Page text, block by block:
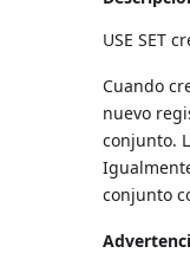
USE SET
Cuando
nuevo
conjunto.
conjunto